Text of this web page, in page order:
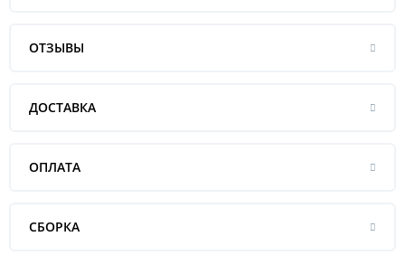
ОТЗЫВЫ
ДОСТАВКА
ОПЛАТА
СБОРКА